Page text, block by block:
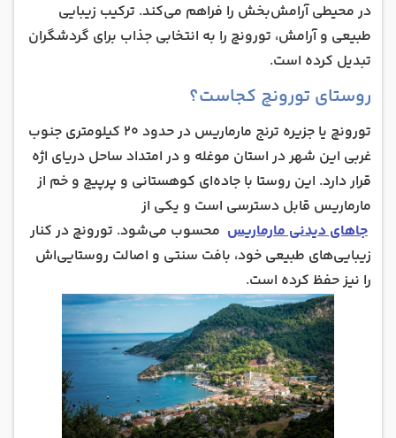
در محیطی آرامش‌بخش را فراهم می‌کند. ترکیب زیبایی
طبیعی و آرامش، تورونچ را به انتخابی جذاب برای گردشگران
تبدیل کرده است.
روستای تورونچ کجاست؟
تورونچ یا جزیره ترنج مارماریس در حدود ۲۰ کیلومتری جنوب
غربی این شهر در استان موغله و در امتداد ساحل دریای اژه
قرار دارد. این روستا با جاده‌ای کوهستانی و پرپیچ‌ و خم از
مارماریس قابل دسترسی است و یکی از
جاهای دیدنی مارماریس محسوب می‌شود. تورونچ در کنار
زیبایی‌های طبیعی خود، بافت سنتی و اصالت روستایی‌اش
را نیز حفظ کرده است.